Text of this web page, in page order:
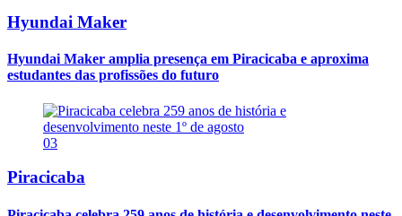
Hyundai Maker
Hyundai Maker amplia presença em Piracicaba e aproxima
estudantes das profissões do futuro
03
Piracicaba